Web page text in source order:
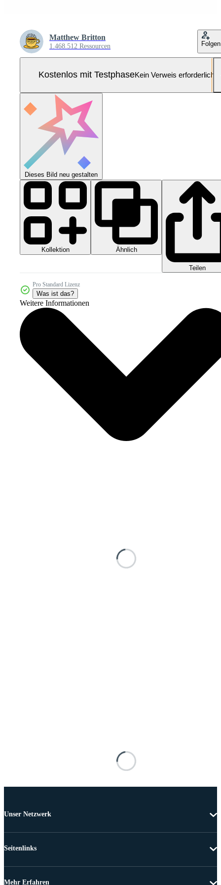
Matthew Britton
1.468.512 Ressourcen Folgen
Kostenlos mit TestphaseKein Verweis erforderlich
Dieses Bild neu gestalten
Kollektion Ähnlich
Teilen
Pro Standard Lizenz
Was ist das?
Weitere Informationen
Unser Netzwerk
Seitenlinks
Mehr Erfahren